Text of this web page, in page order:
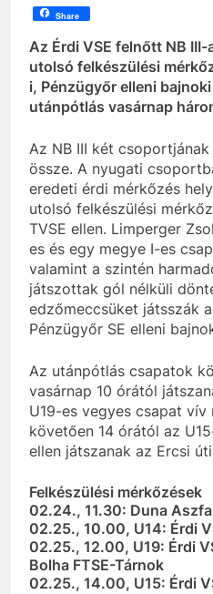
Share
Az Érdi VSE felnőtt NB
utolsó felkészülési
i, Pénzügyőr elleni
utánpótlás vasárnap
Az NB III két
össze. A nyugati
eredeti érdi mérkőzés
utolsó felkészülési
TVSE ellen. Limperger
es és egy megye I-es
valamint a szintén
játszottak gól nélküli
edzőmeccsüket játsszák
Pénzügyőr SE elleni
Az utánpótlás csapatok
vasárnap 10 órától
U19-es vegyes csapat vív
követően 14 órától az
ellen játszanak az Ercsi
Felkészülési mérkőzések
02.24., 11.30: Duna
02.25., 10.00, U14: Érdi
02.25., 12.00, U19: Érdi
Bolha FTSE-Tárnok
02.25., 14.00, U15: Érdi